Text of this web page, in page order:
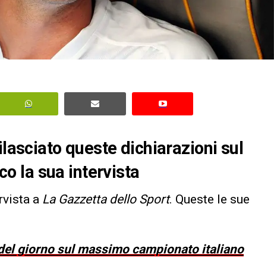
queste dichiarazioni sul
la sua intervista
a La Gazzetta dello Sport. Queste le sue
giorno sul massimo campionato italiano